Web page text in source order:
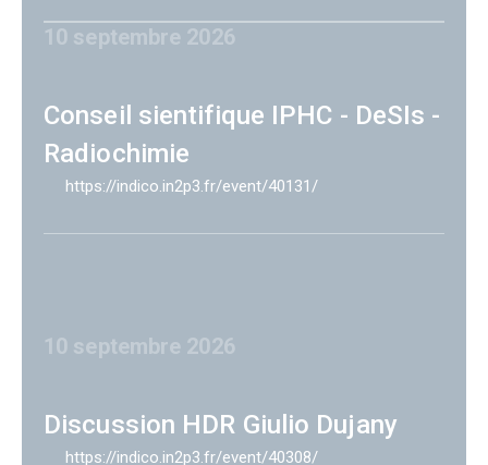
10 septembre 2026
Conseil sientifique IPHC - DeSIs -
Radiochimie
https://indico.in2p3.fr/event/40131/
10 septembre 2026
Discussion HDR Giulio Dujany
https://indico.in2p3.fr/event/40308/